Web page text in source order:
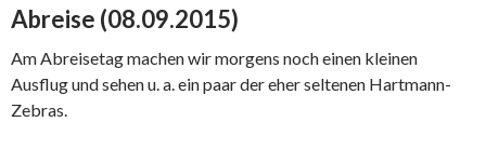
Abreise (08.09.2015)
Am Abreisetag machen wir morgens noch einen kleinen
Ausflug und sehen u. a. ein paar der eher seltenen Hartmann-
Zebras.